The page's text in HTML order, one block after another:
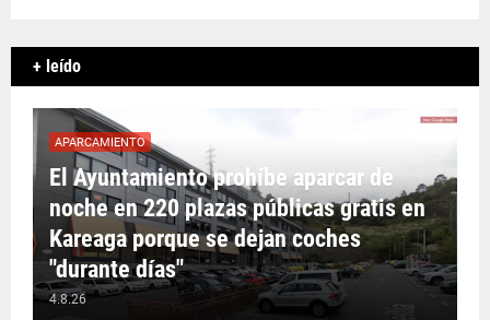
+ leído
APARCAMIENTO
El Ayuntamiento prohíbe aparcar de
noche en 220 plazas públicas gratis en
Kareaga porque se dejan coches
"durante días"
4.8.26